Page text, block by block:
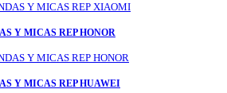
Y MICAS REP HONOR
Y MICAS REP HUAWEI